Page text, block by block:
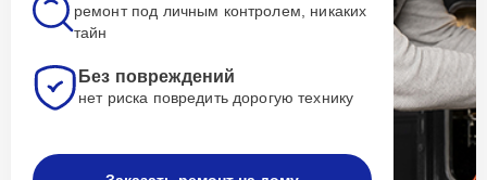
ремонт под личным контролем, никаких
тайн
Без повреждений
нет риска повредить дорогую технику